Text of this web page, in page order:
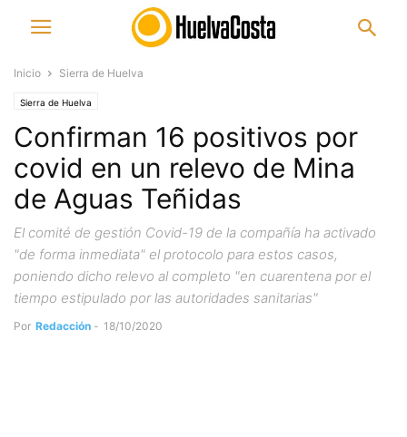
Inicio Sierra de Huelva
Sierra de Huelva
Confirman 16 positivos por
covid en un relevo de Mina
de Aguas Teñidas
El comité de gestión Covid-19 de la compañía ha activado
"de forma inmediata" el protocolo para estos casos,
poniendo dicho relevo al completo "en cuarentena por el
tiempo estipulado por las autoridades sanitarias"
Por Redacción - 18/10/2020